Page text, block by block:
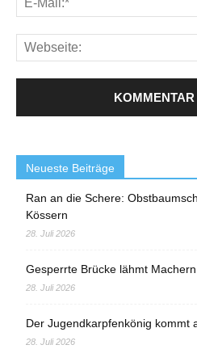
Neueste Beiträge
Ran an die Schere:
Kössern
28. Juli 2026
Gesperrte Brücke lähmt
28. Juli 2026
Der Jugendkarpfenkönig kommt
28. Juli 2026